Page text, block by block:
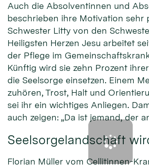
Auch die Absolventinnen und
beschrieben ihre Motivation sehr
Schwester Litty von den
Heiligsten Herzen Jesu arbeitet
der Pflege im
Künftig wird sie zehn Prozent
die Seelsorge einsetzen. Einem
zuhören, Trost, Halt und
sei ihr ein wichtiges Anliegen.
auch zeigen: „Da ist jemand, der
Seelsorgelandschaft
Florian Müller vom Cellitinnen-